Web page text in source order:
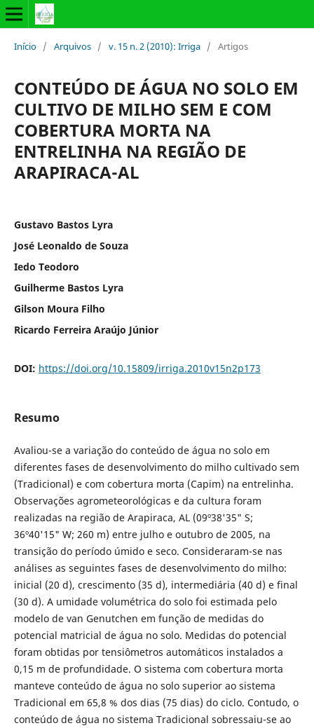
Início / Arquivos / v. 15 n. 2 (2010): Irriga / Artigos
CONTEÚDO DE ÁGUA NO SOLO EM
CULTIVO DE MILHO SEM E COM
COBERTURA MORTA NA
ENTRELINHA NA REGIÃO DE
ARAPIRACA-AL
Gustavo Bastos Lyra
José Leonaldo de Souza
Iedo Teodoro
Guilherme Bastos Lyra
Gilson Moura Filho
Ricardo Ferreira Araújo Júnior
DOI: https://doi.org/10.15809/irriga.2010v15n2p173
Resumo
Avaliou-se a variação do conteúdo de água no solo em
diferentes fases de desenvolvimento do milho cultivado sem
(Tradicional) e com cobertura morta (Capim) na entrelinha.
Observações agrometeorológicas e da cultura foram
realizadas na região de Arapiraca, AL (09º38'35" S;
36º40'15" W; 260 m) entre julho e outubro de 2005, na
transição do período úmido e seco. Consideraram-se nas
análises as seguintes fases de desenvolvimento do milho:
inicial (20 d), crescimento (35 d), intermediária (40 d) e final
(30 d). A umidade volumétrica do solo foi estimada pelo
modelo de van Genutchen em função de medidas do
potencial matricial de água no solo. Medidas do potencial
foram obtidas por tensiômetros automáticos instalados a
0,15 m de profundidade. O sistema com cobertura morta
manteve conteúdo de água no solo superior ao sistema
Tradicional em 65,8 % dos dias (75 dias) do ciclo. Contudo, o
conteúdo de água no sistema Tradicional sobressaiu-se ao